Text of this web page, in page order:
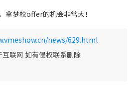
拿梦校offer的机会非常大！
news/629.html
互联网 如有侵权联系删除